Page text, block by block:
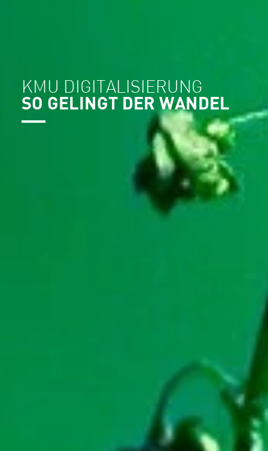
KMU DIGITALISIERUNG
SO GELINGT DER WANDEL